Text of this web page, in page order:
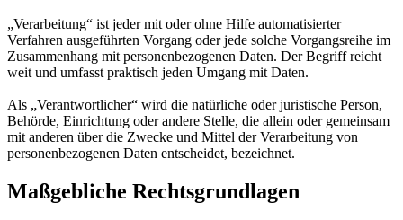
„Verarbeitung“ ist jeder mit oder ohne Hilfe automatisierter
Verfahren ausgeführten Vorgang oder jede solche Vorgangsreihe im
Zusammenhang mit personenbezogenen Daten. Der Begriff reicht
weit und umfasst praktisch jeden Umgang mit Daten.
Als „Verantwortlicher“ wird die natürliche oder juristische Person,
Behörde, Einrichtung oder andere Stelle, die allein oder gemeinsam
mit anderen über die Zwecke und Mittel der Verarbeitung von
personenbezogenen Daten entscheidet, bezeichnet.
Maßgebliche Rechtsgrundlagen